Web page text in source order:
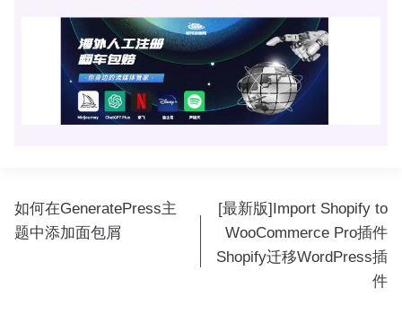
文
章
如何在GeneratePress主
题中添加面包屑
[最新版]Import Shopify to
WooCommerce Pro插件
Shopify迁移WordPress插
件